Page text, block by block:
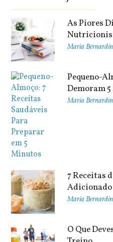
As Piores
Maria
Pequeno-
Demoram
Maria
7 Receitas
Adicionado
Maria
O Que